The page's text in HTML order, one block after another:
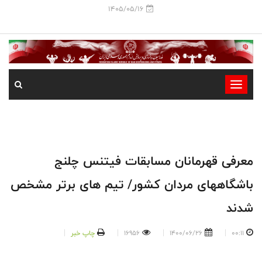
1405/05/16
-
-
-
معرفی قهرمانان مسابقات فیتنس چلنج
باشگاههای مردان کشور/ تیم های برتر مشخص
شدند
00:11
1400/06/26
16956 چاپ خبر